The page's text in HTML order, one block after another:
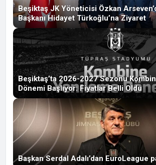
Beşiktaş JK Yöneticisi Özkan
Başkanı Hidayet Türkoğlu’na Ziyaret
Beşiktaş’ta 2026-2027 Sezonu
Dönemi Başlıyor: Fiyatlar Belli Oldu
Başkan Serdal Adalı’dan EuroLeague